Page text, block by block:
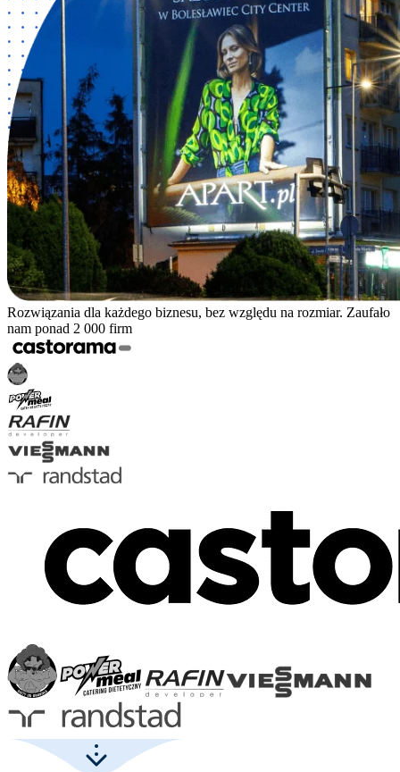
Rozwiązania dla każdego biznesu, bez względu na rozmiar. Zaufało
nam ponad 2 000 firm